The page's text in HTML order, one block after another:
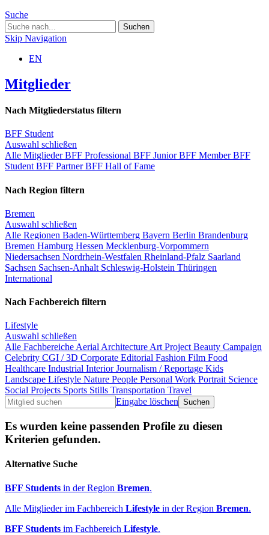
Suche
Skip Navigation
EN
Mitglieder
Nach Mitgliederstatus filtern
BFF Student
Auswahl schließen
Alle MitgliederBFF Professional BFF JuniorBFF MemberBFF
Student BFF PartnerBFF Hall of Fame
Nach Region filtern
Bremen
Auswahl schließen
Alle Regionen Baden-Württemberg Bayern Berlin Brandenburg
Bremen Hamburg Hessen Mecklenburg-Vorpommern
Niedersachsen Nordrhein-Westfalen Rheinland-Pfalz Saarland
Sachsen Sachsen-Anhalt Schleswig-Holstein Thüringen
International
Nach Fachbereich filtern
Lifestyle
Auswahl schließen
Alle Fachbereiche Aerial Architecture Art Project Beauty Campaign
Celebrity CGI / 3D Corporate Editorial Fashion Film Food
Healthcare Industrial InteriorJournalism / Reportage Kids
Landscape Lifestyle Nature People Personal Work Portrait Science
Social Projects Sports Stills Transportation Travel
Eingabe löschen
Es wurden keine passenden Profile zu diesen
Kriterien gefunden.
Alternative Suche
BFF Students in der Region Bremen.
Alle Mitglieder im Fachbereich Lifestyle in der Region Bremen.
BFF Students im Fachbereich Lifestyle.